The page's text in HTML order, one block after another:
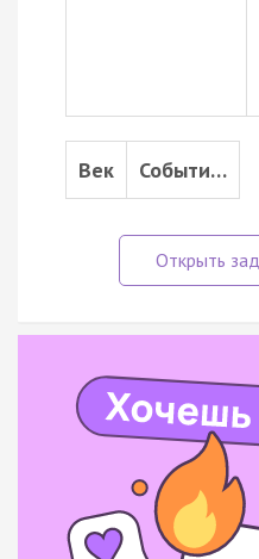
Век Событи…